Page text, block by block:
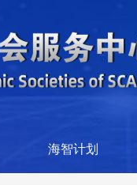
海智计划